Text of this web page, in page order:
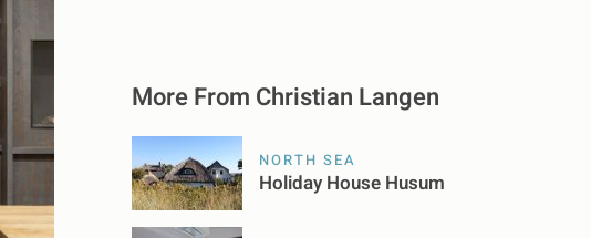
More From Christian Langen
NORTH SEA
Holiday House Husum